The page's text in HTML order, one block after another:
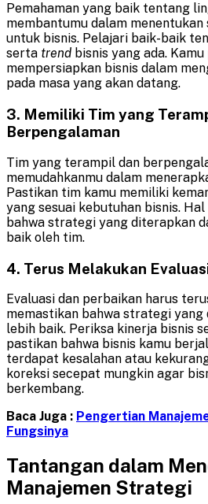
Pemahaman yang baik tentang
membantumu dalam
untuk bisnis. Pelajari baik-baik
serta trend bisnis yang ada.
mempersiapkan bisnis dalam
pada masa yang akan datang.
3. Memiliki Tim yang
Berpengalaman
Tim yang terampil dan
memudahkanmu dalam
Pastikan tim kamu memiliki
yang sesuai kebutuhan bisnis.
bahwa strategi yang diterapkan
baik oleh tim.
4. Terus Melakukan
Evaluasi dan perbaikan harus
memastikan bahwa strategi
lebih baik. Periksa kinerja bisnis
pastikan bahwa bisnis kamu
terdapat kesalahan atau
koreksi secepat mungkin agar
berkembang.
Baca Juga : Pengertian
Fungsinya
Tantangan dalam
Manajemen Strategi